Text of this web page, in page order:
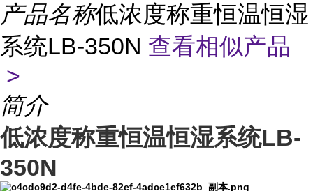
产品名称低浓度称重恒温恒湿
系统LB-350N 查看相似产品
>
简介
低浓度称重恒温恒湿系统LB-
350N